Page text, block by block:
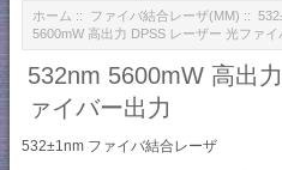
ホーム :: ファイバ結合レーザ(MM) ::
5600mW 高出力 DPSS レーザー 光ファイ
532nm 5600mW 高出
ァイバー出力
532±1nm ファイバ結合レーザ